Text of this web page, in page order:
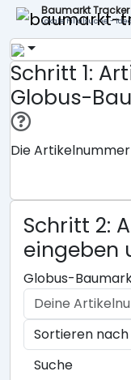
Baumarkt Tracker
Lokale Filialsuche -
Schritt 1:
Globus-
Die
Schritt 2:
eingeben
Globus-
Suche